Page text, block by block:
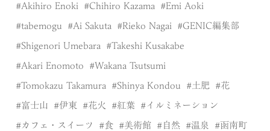
Akihiro Enoki Chihiro Kazama Emi Aoki
tabemogu Ai Sakuta Rieko Nagai GENIC編集部
Shigenori Umebara Takeshi Kusakabe
Akari Enomoto Wakana Tsutsumi
Tomokazu Takamura Shinya Kondou 土肥 花
富士山 伊東 花火 紅葉 イルミネーション
カフェ・スイーツ 食 美術館 自然 温泉 函南町